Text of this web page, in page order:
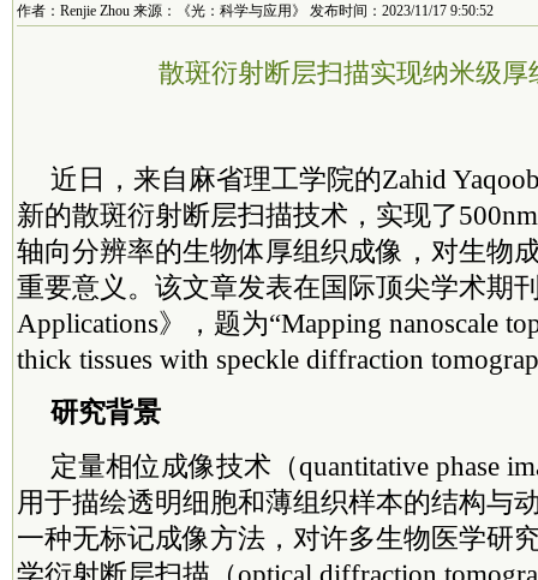
作者：Renjie Zhou 来源：《光：科学与应用》 发布时间：2023/11/17 9:50:52
散斑衍射断层扫描实现纳米级厚
近日，来自麻省理工学院的Zahid
新的散斑衍射断层扫描技术，实现了
轴向分辨率的生物体厚组织成像，对生物
重要意义。该文章发表在国际顶尖学术期
Applications》，题为“Mapping nanoscale
thick tissues with speckle diffraction
研究背景
定量相位成像技术（quantitative phase
用于描绘透明细胞和薄组织样本的结构与
一种无标记成像方法，对许多生物医学研